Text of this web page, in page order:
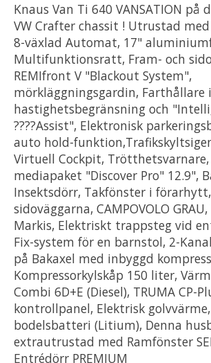
Knaus Van Ti 640 VANSATION på
VW Crafter chassit ! Utrustad
8-växlad Automat, 17"
Multifunktionsratt, Fram- och
REMIfront V "Blackout System",
mörkläggningsgardin, Farthållare
hastighetsbegränsning och
????Assist", Elektronisk
auto hold-
Virtuell Cockpit, Trötthetsvarnare,
mediapaket "Discover Pro" 12.9",
Insektsdörr, Takfönster i
sidoväggarna, CAMPOVOLO
Markis, Elektriskt trappsteg vid
Fix-system för en barnstol, 2-
på Bakaxel med inbyggd
Kompressorkylskåp 150 liter,
Combi 6D+E (Diesel), TRUMA CP-
kontrollpanel, Elektrisk golvvärme,
bodelsbatteri (Litium), Denna
extrautrustad med Ramfönster
Entrédörr PREMIUM